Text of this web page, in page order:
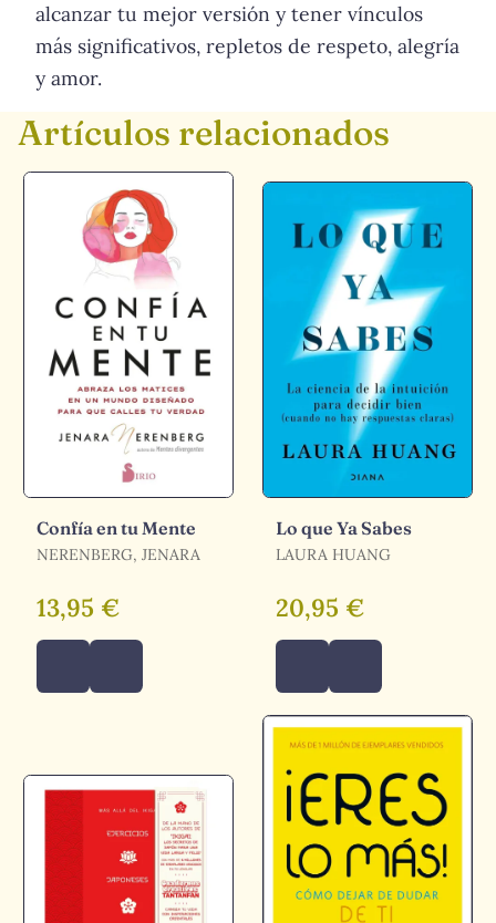
alcanzar tu mejor versión y tener vínculos
más significativos, repletos de respeto, alegría
y amor.
Artículos relacionados
Confía en tu Mente
NERENBERG, JENARA
13,95 €
Lo que Ya Sabes
LAURA HUANG
20,95 €